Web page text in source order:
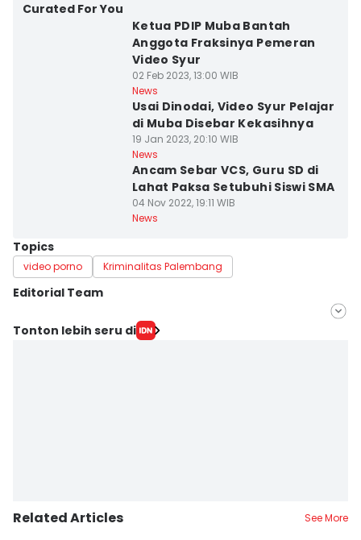
Curated For You
Ketua PDIP Muba Bantah
Anggota Fraksinya Pemeran
Video Syur
02 Feb 2023, 13:00 WIB
News
Usai Dinodai, Video Syur Pelajar
di Muba Disebar Kekasihnya
19 Jan 2023, 20:10 WIB
News
Ancam Sebar VCS, Guru SD di
Lahat Paksa Setubuhi Siswi SMA
04 Nov 2022, 19:11 WIB
News
Topics
video porno Kriminalitas Palembang
Editorial Team
Editor
Tonton lebih seru di
Related Articles See More